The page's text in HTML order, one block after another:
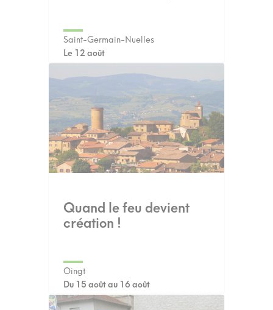
Saint-Germain-Nuelles
Le 12 août
Quand le feu devient
création !
Oingt
Du 15 août au 16 août